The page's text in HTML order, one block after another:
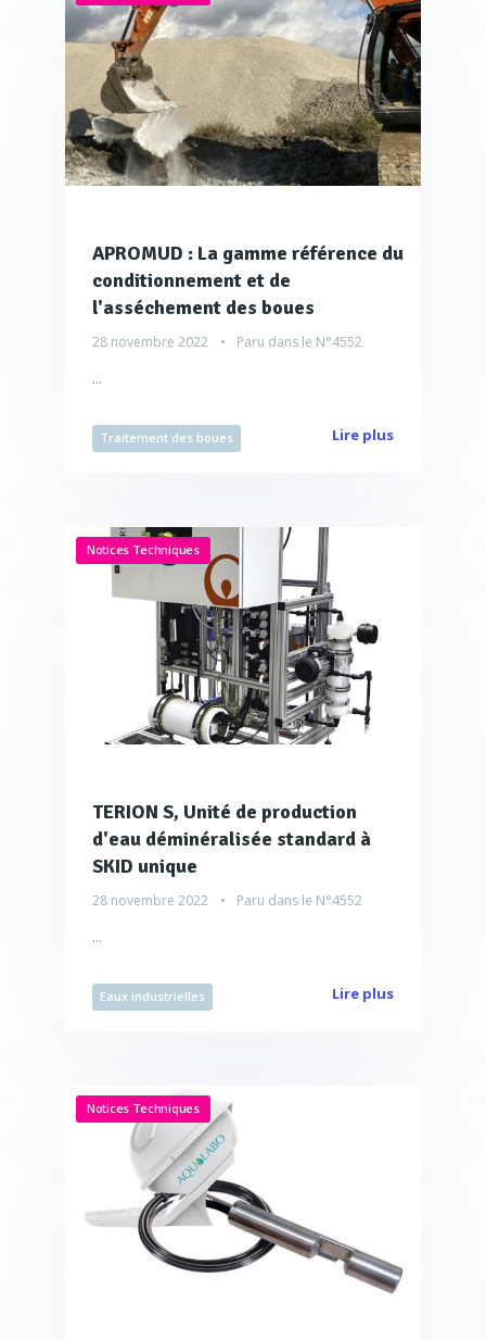
APROMUD : La gamme référence du
conditionnement et de
l'asséchement des boues
28 novembre 2022 Paru dans le N°4552
...
Traitement des boues Lire plus
Notices Techniques
TERION S, Unité de production
d'eau déminéralisée standard à
SKID unique
28 novembre 2022 Paru dans le N°4552
...
Eaux industrielles Lire plus
Notices Techniques